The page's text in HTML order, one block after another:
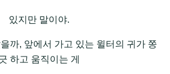
있지만 말이야.
까, 앞에서 가고 있는 윌터의 귀가 쫑
하고 움직이는 게